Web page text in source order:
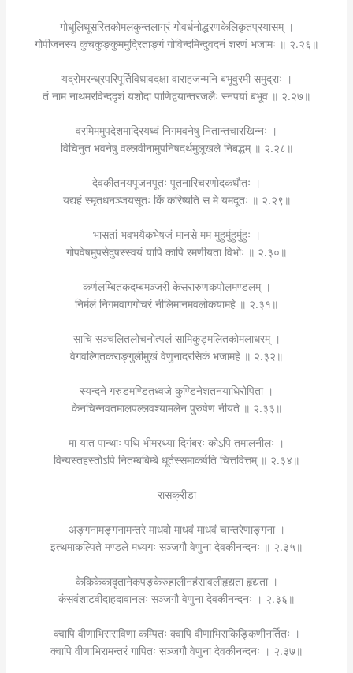
गोधूलिधूसरितकोमलकुन्तलाग्रं गोवर्धनोद्धरणकेलिकृतप्रयासम् ।
गोपीजनस्य कुचकुङ्कुममुद्रिताङ्गं गोविन्दमिन्दुवदनं शरणं भजामः ॥ २.२६॥
यद्रोमरन्ध्रपरिपूर्तिविधावदक्षा वाराहजन्मनि बभूवुरमी समुद्राः ।
तं नाम नाथमरविन्ददृशं यशोदा पाणिद्वयान्तरजलैः स्नपयां बभूव ॥ २.२७॥
वरमिममुपदेशमाद्रियध्वं निगमवनेषु नितान्तचारखिन्नः ।
विचिनुत भवनेषु वल्लवीनामुपनिषदर्थमुलूखले निबद्धम् ॥ २.२८॥
देवकीतनयपूजनपूतः पूतनारिचरणोदकधौतः ।
यद्यहं स्मृतधनञ्जयसूतः किं करिष्यति स मे यमदूतः ॥ २.२९॥
भासतां भवभयैकभेषजं मानसे मम मुहुर्मुहुर्मुहुः ।
गोपवेषमुपसेदुषस्स्वयं यापि कापि रमणीयता विभोः ॥ २.३०॥
कर्णलम्बितकदम्बमञ्जरी केसरारुणकपोलमण्डलम् ।
निर्मलं निगमवागगोचरं नीलिमानमवलोकयामहे ॥ २.३१॥
साचि सञ्चलितलोचनोत्पलं सामिकुड्मलितकोमलाधरम् ।
वेगवल्गितकराङ्गुलीमुखं वेणुनादरसिकं भजामहे ॥ २.३२॥
स्यन्दने गरुडमण्डितध्वजे कुण्डिनेशतनयाधिरोपिता ।
केनचिन्नवतमालपल्लवश्यामलेन पुरुषेण नीयते ॥ २.३३॥
मा यात पान्थाः पथि भीमरथ्या दिगंबरः कोऽपि तमालनीलः ।
विन्यस्तहस्तोऽपि नितम्बबिम्बे धूर्तस्समाकर्षति चित्तवित्तम् ॥ २.३४॥
रासक्रीडा
अङ्गनामङ्गनामन्तरे माधवो माधवं माधवं चान्तरेणाङ्गना ।
इत्थमाकल्पिते मण्डले मध्यगः सञ्जगौ वेणुना देवकीनन्दनः ॥ २.३५॥
केकिकेकादृतानेकपङ्केरुहालीनहंसावलीहृद्यता हृद्यता ।
कंसवंशाटवीदाहदावानलः सञ्जगौ वेणुना देवकीनन्दनः । २.३६॥
क्वापि वीणाभिराराविणा कम्पितः क्वापि वीणाभिराकिङ्किणीनर्तितः ।
क्वापि वीणाभिरामन्तरं गापितः सञ्जगौ वेणुना देवकीनन्दनः । २.३७॥